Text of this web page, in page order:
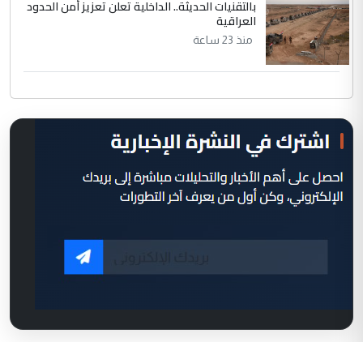
بالتقنيات الحديثة.. الداخلية تعلن تعزيز أمن الحدود
العراقية
منذ 23 ساعة